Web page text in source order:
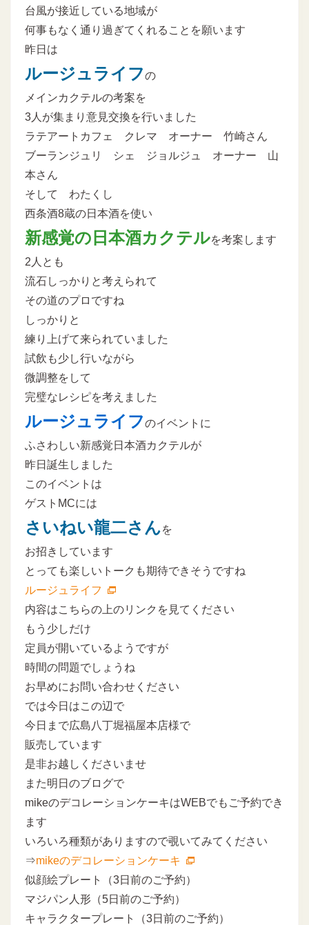
台風が接近している地域が
何事もなく通り過ぎてくれることを願います
昨日は
ルージュライフの
メインカクテルの考案を
3人が集まり意見交換を行いました
ラテアートカフェ クレマ オーナー 竹崎さん
ブーランジュリ シェ ジョルジュ オーナー 山
本さん
そして わたくし
西条酒8蔵の日本酒を使い
新感覚の日本酒カクテルを考案します
2人とも
流石しっかりと考えられて
その道のプロですね
しっかりと
練り上げて来られていました
試飲も少し行いながら
微調整をして
完璧なレシピを考えました
ルージュライフのイベントに
ふさわしい新感覚日本酒カクテルが
昨日誕生しました
このイベントは
ゲストMCには
さいねい龍二さんを
お招きしています
とっても楽しいトークも期待できそうですね
ルージュライフ
内容はこちらの上のリンクを見てください
もう少しだけ
定員が開いているようですが
時間の問題でしょうね
お早めにお問い合わせください
では今日はこの辺で
今日まで広島八丁堀福屋本店様で
販売しています
是非お越しくださいませ
また明日のブログで
mikeのデコレーションケーキはWEBでもご予約でき
ます
いろいろ種類がありますので覗いてみてください
⇒mikeのデコレーションケーキ
似顔絵プレート（3日前のご予約）
マジパン人形（5日前のご予約）
キャラクタープレート（3日前のご予約）